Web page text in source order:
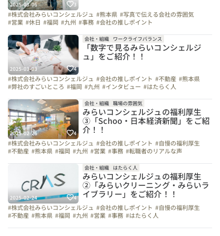
2025-03-06 3
#株式会社みらいコンシェルジュ #熊本県 #写真で伝える会社の雰囲気
#営業 #休日 #福岡 #九州 #事務 #会社の推しポイント
#自慢の福利厚生 #社員紹介 #スキルアップ #面接担当の素顔
2025-03-03 4
会社・組織 ワークライフバランス
「数字で見るみらいコンシェルジ
ュ」をご紹介！！
#株式会社みらいコンシェルジュ #会社の推しポイント #不動産 #熊本県
#弊社のすごいところ #福岡 #九州 #インタビュー #はたらく人
#こだわりの仕事アイテム
2025-02-26 4
会社・組織 職場の雰囲気
みらいコンシェルジュの福利厚生
③「Schoo・日本経済新聞」をご紹
介！！
#株式会社みらいコンシェルジュ #会社の推しポイント #自慢の福利厚生
#不動産 #熊本県 #福岡 #九州 #営業 #事務 #転職者のリアルな声
#写真で伝える会社の雰囲気 #ビジョン
2025-02-24 4
会社・組織 はたらく人
みらいコンシェルジュの福利厚生
②「みらいクリーニング・みらいラ
イブラリー」をご紹介！！
#株式会社みらいコンシェルジュ #会社の推しポイント #自慢の福利厚生
#不動産 #熊本県 #福岡 #九州 #営業 #事務 #はたらく人
#社員紹介